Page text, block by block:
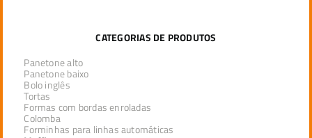
CATEGORIAS DE PRODUTOS
Panetone alto
Panetone baixo
Bolo inglês
Tortas
Formas com bordas enroladas
Colomba
Forminhas para linhas automáticas